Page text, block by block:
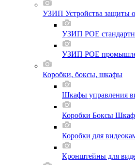
УЗИП Устройства защиты
УЗИП POE
УЗИП POE
Коробки, боксы, шкафы
Шкафы управления
Коробки Боксы
Коробки для
Кронштейны для